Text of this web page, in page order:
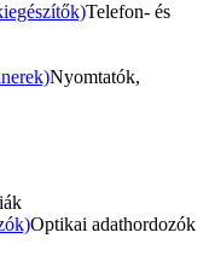
Telefon- és
Nyomtatók,
Optikai adathordozók